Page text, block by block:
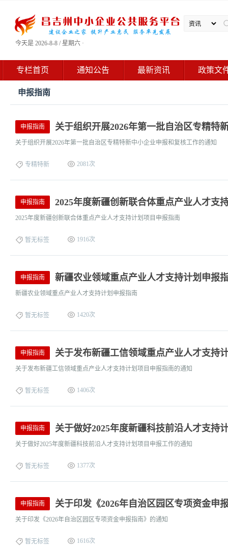
今天是 2026-8-8 / 星期六 ·
专栏首页 通知公告 最新资讯 政策文
申报指南
申报指南 关于组织开展2026年第一批自治区专精特
关于组织开展2026年第一批自治区专精特新中小企业申报和复核工作的通知
专精特新 2081次
申报指南 2025年度新疆创新联合体重点产业人才支
2025年度新疆创新联合体重点产业人才支持计划项目申报指南
暂无标签 1916次
申报指南 新疆农业领域重点产业人才支持计划申报
新疆农业领域重点产业人才支持计划申报指南
暂无标签 1420次
申报指南 关于发布新疆工信领域重点产业人才支持
关于发布新疆工信领域重点产业人才支持计划项目申报指南的通知
暂无标签 1406次
申报指南 关于做好2025年度新疆科技前沿人才支持
关于做好2025年度新疆科技前沿人才支持计划项目申报工作的通知
暂无标签 1377次
申报指南 关于印发《2026年自治区园区专项资金申
关于印发《2026年自治区园区专项资金申报指南》的通知
暂无标签 1616次